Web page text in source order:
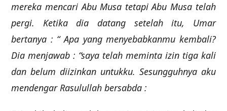
mereka mencari Abu Musa tetapi Abu Musa telah
pergi. Ketika dia datang setelah itu, Umar
bertanya : “ Apa yang menyebabkanmu kembali?
Dia menjawab : “saya telah meminta izin tiga kali
dan belum diizinkan untukku. Sesungguhnya aku
mendengar Rasulullah bersabda :